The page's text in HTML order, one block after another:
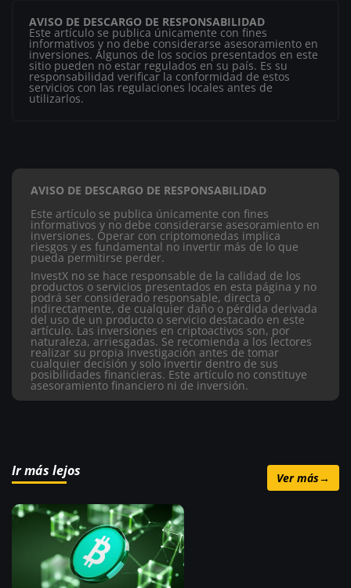
AVISO DE DESCARGO DE RESPONSABILIDAD
Este artículo se publica únicamente con fines
informativos y no debe considerarse asesoramiento en
inversiones. Algunos de los socios presentados en este
sitio pueden no estar regulados en su país. Es su
responsabilidad verificar la conformidad de estos
servicios con las regulaciones locales antes de
utilizarlos.
AVISO DE DESCARGO DE RESPONSABILIDAD
Este artículo se publica únicamente con fines
informativos y no debe considerarse asesoramiento en
inversiones. Operar con criptomonedas implica
riesgos y es fundamental no invertir más de lo que
pueda permitirse perder.
InvestX no se hace responsable de la calidad de los
productos o servicios presentados en esta página y no
podrá ser considerado responsable, directa o
indirectamente, de cualquier daño o pérdida derivada
del uso de un producto o servicio destacado en este
artículo. Las inversiones en criptoactivos son, por
naturaleza, arriesgadas. Se recomienda a los lectores
realizar su propia investigación antes de tomar
cualquier decisión y solo invertir dentro de sus
posibilidades financieras. Este artículo no constituye
asesoramiento financiero ni de inversión.
Ir más lejos Ver más→